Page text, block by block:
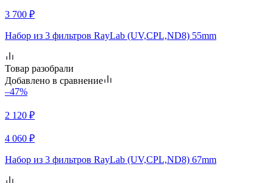
3 700 ₽
Набор из 3 фильтров RayLab (UV,CPL,ND8) 55mm
Товар разобрали
Добавлено в сравнение
–47%
2 120 ₽
4 060 ₽
Набор из 3 фильтров RayLab (UV,CPL,ND8) 67mm